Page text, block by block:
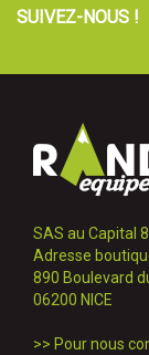
SUIVEZ-NOUS !
SAS au Capital
Adresse
890 Boulevard
06200 NICE
>> Pour nous